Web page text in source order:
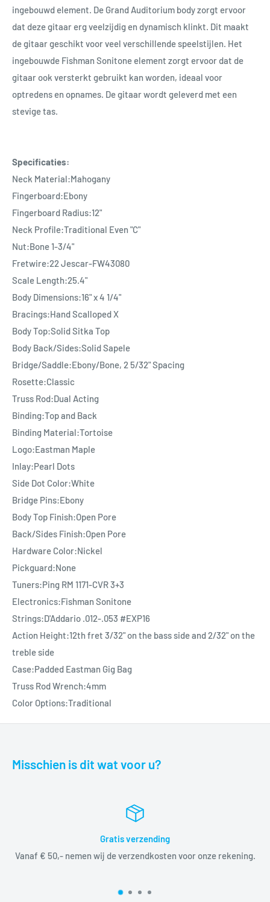
ingebouwd element. De Grand Auditorium body zorgt ervoor
dat deze gitaar erg veelzijdig en dynamisch klinkt. Dit maakt
de gitaar geschikt voor veel verschillende speelstijlen. Het
ingebouwde Fishman Sonitone element zorgt ervoor dat de
gitaar ook versterkt gebruikt kan worden, ideaal voor
optredens en opnames. De gitaar wordt geleverd met een
stevige tas.
Specificaties:
Neck Material:Mahogany
Fingerboard:Ebony
Fingerboard Radius:12"
Neck Profile:Traditional Even "C"
Nut:Bone 1-3/4"
Fretwire:22 Jescar-FW43080
Scale Length:25.4"
Body Dimensions:16" x 4 1/4"
Bracings:Hand Scalloped X
Body Top:Solid Sitka Top
Body Back/Sides:Solid Sapele
Bridge/Saddle:Ebony/Bone, 2 5/32" Spacing
Rosette:Classic
Truss Rod:Dual Acting
Binding:Top and Back
Binding Material:Tortoise
Logo:Eastman Maple
Inlay:Pearl Dots
Side Dot Color:White
Bridge Pins:Ebony
Body Top Finish:Open Pore
Back/Sides Finish:Open Pore
Hardware Color:Nickel
Pickguard:None
Tuners:Ping RM 1171-CVR 3+3
Electronics:Fishman Sonitone
Strings:D'Addario .012-.053 #EXP16
Action Height:12th fret 3/32" on the bass side and 2/32" on the
treble side
Case:Padded Eastman Gig Bag
Truss Rod Wrench:4mm
Color Options:Traditional
Misschien is dit wat voor u?
rekening.
Bij ons kunt u ook uw oude product(en)